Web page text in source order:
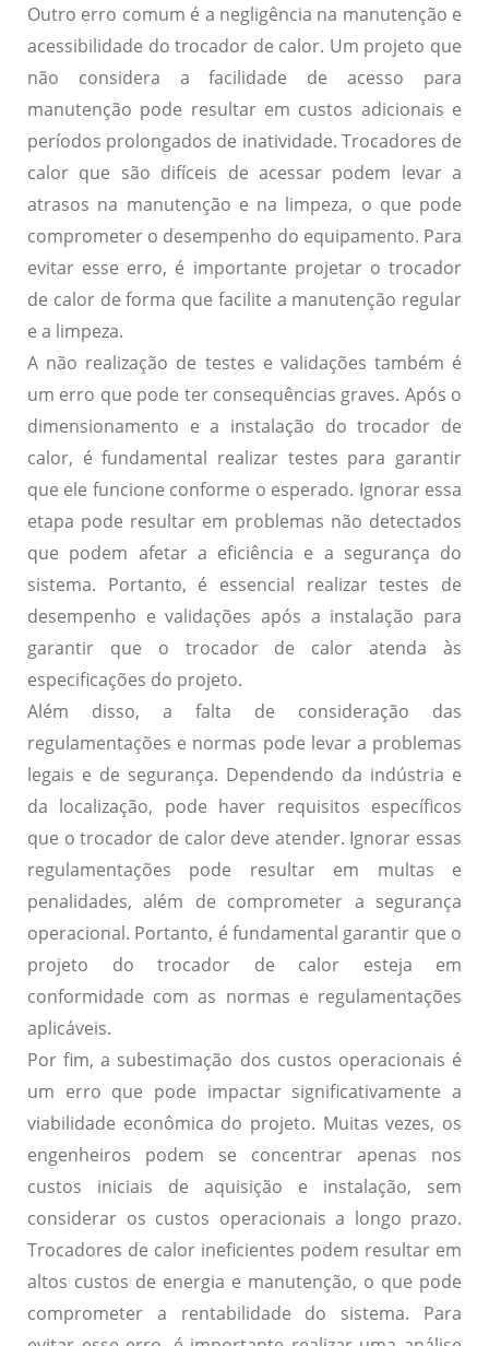
Outro erro comum é a negligência na manutenção e
acessibilidade do trocador de calor. Um projeto que
não considera a facilidade de acesso para
manutenção pode resultar em custos adicionais e
períodos prolongados de inatividade. Trocadores de
calor que são difíceis de acessar podem levar a
atrasos na manutenção e na limpeza, o que pode
comprometer o desempenho do equipamento. Para
evitar esse erro, é importante projetar o trocador
de calor de forma que facilite a manutenção regular
e a limpeza.
A não realização de testes e validações também é
um erro que pode ter consequências graves. Após o
dimensionamento e a instalação do trocador de
calor, é fundamental realizar testes para garantir
que ele funcione conforme o esperado. Ignorar essa
etapa pode resultar em problemas não detectados
que podem afetar a eficiência e a segurança do
sistema. Portanto, é essencial realizar testes de
desempenho e validações após a instalação para
garantir que o trocador de calor atenda às
especificações do projeto.
Além disso, a falta de consideração das
regulamentações e normas pode levar a problemas
legais e de segurança. Dependendo da indústria e
da localização, pode haver requisitos específicos
que o trocador de calor deve atender. Ignorar essas
regulamentações pode resultar em multas e
penalidades, além de comprometer a segurança
operacional. Portanto, é fundamental garantir que o
projeto do trocador de calor esteja em
conformidade com as normas e regulamentações
aplicáveis.
Por fim, a subestimação dos custos operacionais é
um erro que pode impactar significativamente a
viabilidade econômica do projeto. Muitas vezes, os
engenheiros podem se concentrar apenas nos
custos iniciais de aquisição e instalação, sem
considerar os custos operacionais a longo prazo.
Trocadores de calor ineficientes podem resultar em
altos custos de energia e manutenção, o que pode
comprometer a rentabilidade do sistema. Para